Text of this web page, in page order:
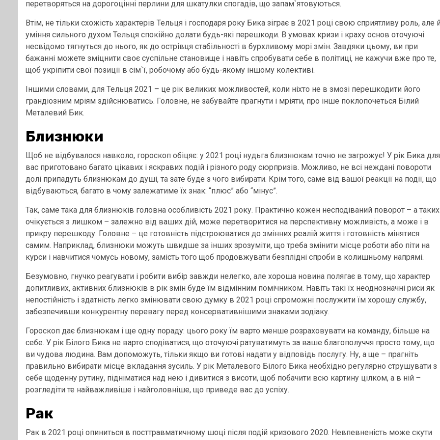
перетворяться на дорогоцінні перлини для шкатулки спогадів, що запам`ятовуються.
Втім, не тільки схожість характерів Тельця і господаря року Бика зіграє в 2021 році свою сприятливу роль, але
уміння сильного духом Тельця спокійно долати будь-які перешкоди. В умовах кризи і краху основ оточуючі
несвідомо тягнуться до нього, як до острівця стабільності в бурхливому морі змін. Завдяки цьому, ви при
бажанні можете зміцнити своє суспільне становище і навіть спробувати себе в політиці, не кажучи вже про те,
щоб укріпити свої позиції в сім`ї, робочому або будь-якому іншому колективі.
Іншими словами, для Тельця 2021 – це рік великих можливостей, коли ніхто не в змозі перешкодити його
грандіозним мріям здійснюватись. Головне, не забувайте прагнути і мріяти, про інше поклопочеться Білий
Металевий Бик.
Близнюки
Щоб не відбувалося навколо, гороскоп обіцяє: у 2021 році нудьга близнюкам точно не загрожує! У рік Бика для
вас приготовано багато цікавих і яскравих подій і різного роду сюрпризів. Можливо, не всі неждані повороти
долі припадуть близнюкам до душі, та зате буде з чого вибирати. Крім того, саме від вашої реакції на події, що
відбуваються, багато в чому залежатиме їх знак: “плюс” або “мінус”.
Так, саме така для близнюків головна особливість 2021 року. Практично кожен несподіваний поворот – а таких
очікується з лишком – залежно від ваших дій, може перетворитися на перспективну можливість, а може і в
прикру перешкоду. Головне – це готовність підстроюватися до змінних реалій життя і готовність мінятися
самим. Наприклад, близнюки можуть швидше за інших зрозуміти, що треба змінити місце роботи або піти на
курси і навчитися чомусь новому, замість того щоб продовжувати безплідні спроби в колишньому напрямі.
Безумовно, гнучко реагувати і робити вибір завжди нелегко, але хороша новина полягає в тому, що характер
допитливих, активних близнюків в рік змін буде їм відмінним помічником. Навіть такі їх неоднозначні риси як
непостійність і здатність легко змінювати свою думку в 2021 році спроможні послужити їм хорошу службу,
забезпечивши конкурентну перевагу перед консервативнішими знаками зодіаку.
Гороскоп дає близнюкам і ще одну пораду: цього року їм варто менше розраховувати на команду, більше на
себе. У рік Білого Бика не варто сподіватися, що оточуючі ратуватимуть за ваше благополуччя просто тому, що
ви чудова людина. Вам допоможуть, тільки якщо ви готові надати у відповідь послугу. Ну, а ще – прагніть
правильно вибирати місце вкладання зусиль. У рік Металевого Білого Бика необхідно регулярно струшувати з
себе щоденну рутину, підніматися над нею і дивитися з висоти, щоб побачити всю картину цілком, а в ній –
розгледіти те найважливіше і найголовніше, що приведе вас до успіху.
Рак
Рак в 2021 році опиниться в посттравматичному шоці після подій кризового 2020. Невпевненість може скути